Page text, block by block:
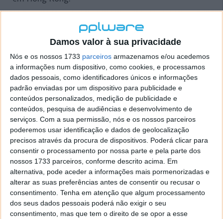
Damos valor à sua privacidade
Nós e os nossos 1733 parceiros armazenamos e/ou acedemos
a informações num dispositivo, como cookies, e processamos
dados pessoais, como identificadores únicos e informações
padrão enviadas por um dispositivo para publicidade e
conteúdos personalizados, medição de publicidade e
conteúdos, pesquisa de audiências e desenvolvimento de
serviços. Com a sua permissão, nós e os nossos parceiros
poderemos usar identificação e dados de geolocalização
precisos através da procura de dispositivos. Poderá clicar para
consentir o processamento por nossa parte e pela parte dos
nossos 1733 parceiros, conforme descrito acima. Em
alternativa, pode aceder a informações mais pormenorizadas e
alterar as suas preferências antes de consentir ou recusar o
consentimento. Tenha em atenção que algum processamento
dos seus dados pessoais poderá não exigir o seu
consentimento, mas que tem o direito de se opor a esse